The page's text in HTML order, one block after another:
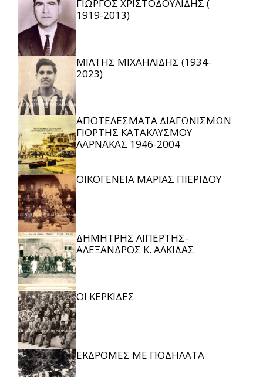
ΓΙΩΡΓΟΣ ΧΡΙΣΤΟΔΟΥΛΙΔΗΣ (
1919-2013)
ΜΙΛΤΗΣ ΜΙΧΑΗΛΙΔΗΣ (1934-
2023)
ΑΠΟΤΕΛΕΣΜΑΤΑ ΔΙΑΓΩΝΙΣΜΩΝ
ΓΙΟΡΤΗΣ ΚΑΤΑΚΛΥΣΜΟΥ
ΛΑΡΝΑΚΑΣ 1946-2004
ΟΙΚΟΓΕΝΕΙΑ ΜΑΡΙΑΣ ΠΙΕΡΙΔΟΥ
ΔΗΜΗΤΡΗΣ ΛΙΠΕΡΤΗΣ-
ΑΛΕΞΑΝΔΡΟΣ Κ. ΑΛΚΙΔΑΣ
ΟΙ ΚΕΡΚΙΔΕΣ
ΕΚΔΡΟΜΕΣ ΜΕ ΠΟΔΗΛΑΤΑ